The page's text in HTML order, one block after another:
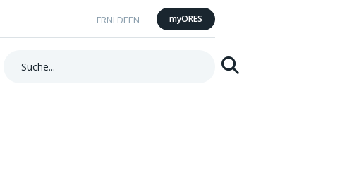
Suchen
FRNL DEEN myORES